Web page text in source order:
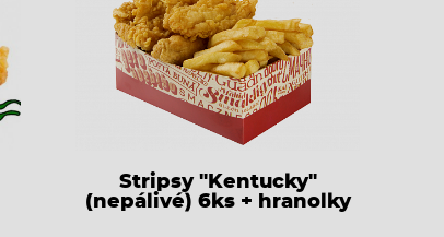
Stripsy "Kentucky"
(nepálivé) 6ks + hranolky